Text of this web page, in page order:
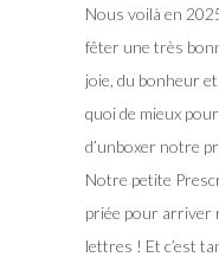
Nous voilà en
fêter une très
joie, du bonheur
quoi de mieux
d’unboxer notre
Notre petite
priée pour arriver
lettres ! Et c’est